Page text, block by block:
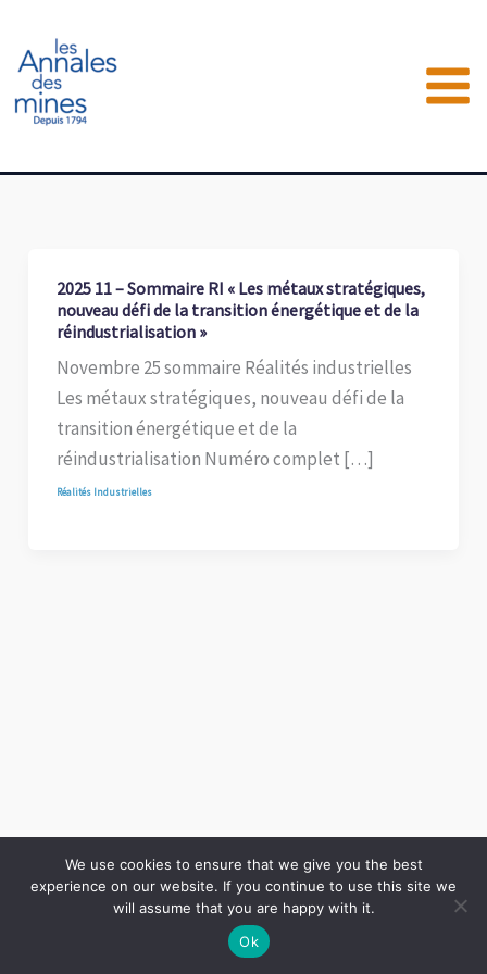
contenu
2025 11 – Sommaire RI « Les métaux stratégiques,
nouveau défi de la transition énergétique et de la
réindustrialisation »
Novembre 25 sommaire Réalités industrielles
Les métaux stratégiques, nouveau défi de la
transition énergétique et de la
réindustrialisation Numéro complet […]
Réalités Industrielles
Copyright © 2026 LES ANNALES DES MINES | Powered by Thème WordPress Astra
We use cookies to ensure that we give you the best
experience on our website. If you continue to use this site we
will assume that you are happy with it.
Ok